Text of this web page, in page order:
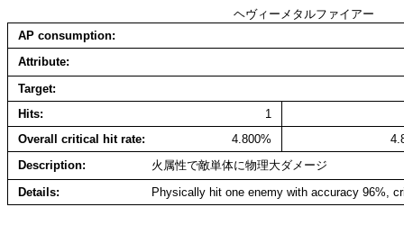
ヘヴィーメタルファイアー
AP consumption
Attribute
Target
Hits
1
Overall critical hit rate
4.800%
Description
火属性で敵単体に物理大ダメージ
Details
Physically hit one enemy with accuracy 96%,